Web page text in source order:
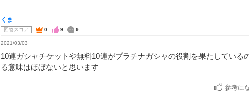
くま
回答スコア 0 9 9
2021/03/03
10連ガシャチケットや無料10連がプラチナガシャの役割を果たしている
る意味はほぼないと思います
参考に